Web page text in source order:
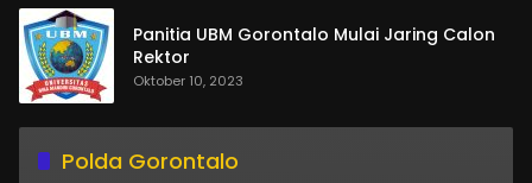
Panitia UBM Gorontalo Mulai Jaring Calon
Rektor
Oktober 10, 2023
Polda Gorontalo